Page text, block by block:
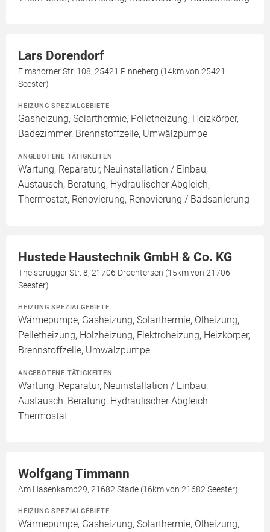
Lars Dorendorf
Elmshorner Str. 108, 25421 Pinneberg (14km von 25421
Seester)
HEIZUNG SPEZIALGEBIETE
Gasheizung, Solarthermie, Pelletheizung, Heizkörper,
Badezimmer, Brennstoffzelle, Umwälzpumpe
ANGEBOTENE TÄTIGKEITEN
Wartung, Reparatur, Neuinstallation / Einbau,
Austausch, Beratung, Hydraulischer Abgleich,
Thermostat, Renovierung, Renovierung / Badsanierung
Hustede Haustechnik GmbH & Co. KG
Theisbrügger Str. 8, 21706 Drochtersen (15km von 21706
Seester)
HEIZUNG SPEZIALGEBIETE
Wärmepumpe, Gasheizung, Solarthermie, Ölheizung,
Pelletheizung, Holzheizung, Elektroheizung, Heizkörper,
Brennstoffzelle, Umwälzpumpe
ANGEBOTENE TÄTIGKEITEN
Wartung, Reparatur, Neuinstallation / Einbau,
Austausch, Beratung, Hydraulischer Abgleich,
Thermostat
Wolfgang Timmann
Am Hasenkamp29, 21682 Stade (16km von 21682 Seester)
HEIZUNG SPEZIALGEBIETE
Wärmepumpe, Gasheizung, Solarthermie, Ölheizung,